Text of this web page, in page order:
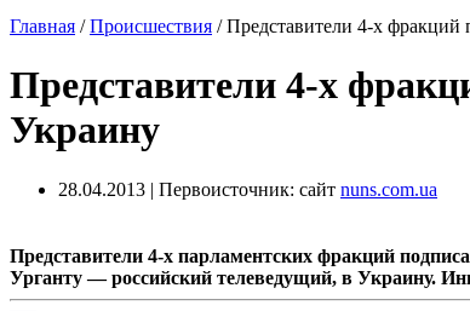
Главная /Происшествия /Представители 4-х фракций
Представители 4-х
Украину
28.04.2013 | Первоисточник: сайт nuns.com.ua
Представители 4-х парламентских фракций
Урганту — российский телеведущий, в Украину.